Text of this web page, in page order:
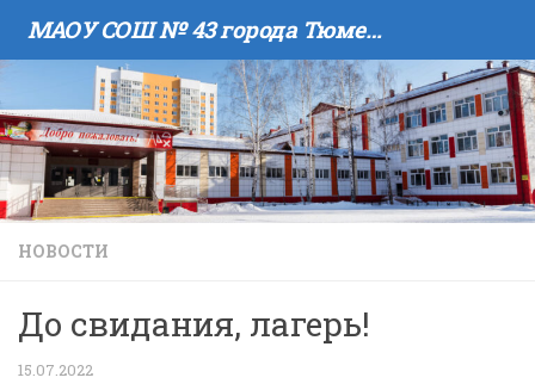
Skip to content МАОУ COШ № 43 города Тюмени имени В.И. Муравленко
НОВОСТИ
До свидания, лагерь!
15.07.2022